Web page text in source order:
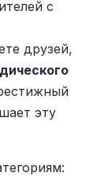
с
друзей,
эту